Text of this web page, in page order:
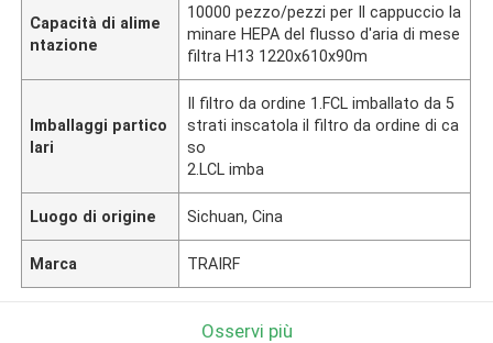
Capacità di alime
ntazione
10000 pezzo/pezzi per Il cappuccio la
minare HEPA del flusso d'aria di mese
filtra H13 1220x610x90m
Imballaggi partico
lari
Il filtro da ordine 1.FCL imballato da 5
strati inscatola il filtro da ordine di ca
so
2.LCL imba
Luogo di origine Sichuan, Cina
Marca TRAIRF
Osservi più